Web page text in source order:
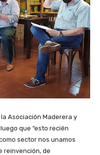
Asociación Maderera y
que “esto recién
sector nos unamos
reinvención, de